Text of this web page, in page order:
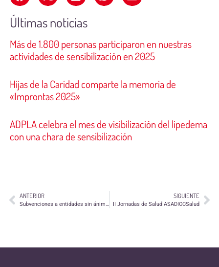
Últimas noticias
Más de 1.800 personas participaron en nuestras
actividades de sensibilización en 2025
Hijas de la Caridad comparte la memoria de
«Improntas 2025»
ADPLA celebra el mes de visibilización del lipedema
con una chara de sensibilización
ANTERIOR
Subvenciones a entidades sin ánimo de lucro para actividades de promoción y fomento de la cultura y acción social 2017
SIGUIENTE
II Jornadas de Salud ASADICCSalud